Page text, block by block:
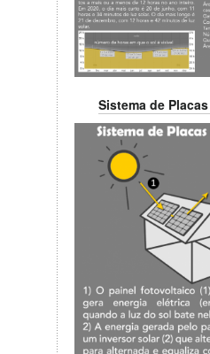
Sistema de